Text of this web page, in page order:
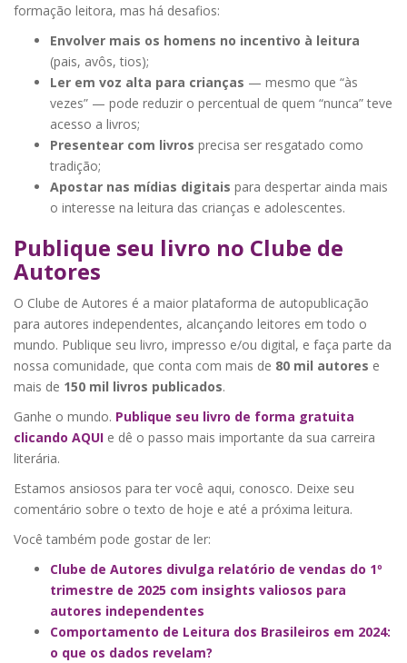
formação leitora, mas há desafios:
Envolver mais os homens no incentivo à leitura
(pais, avôs, tios);
Ler em voz alta para crianças — mesmo que “às
vezes” — pode reduzir o percentual de quem “nunca” teve
acesso a livros;
Presentear com livros precisa ser resgatado como
tradição;
Apostar nas mídias digitais para despertar ainda mais
o interesse na leitura das crianças e adolescentes.
Publique seu livro no Clube de
Autores
O Clube de Autores é a maior plataforma de autopublicação
para autores independentes, alcançando leitores em todo o
mundo. Publique seu livro, impresso e/ou digital, e faça parte da
nossa comunidade, que conta com mais de 80 mil autores e
mais de 150 mil livros publicados.
Ganhe o mundo. Publique seu livro de forma gratuita
clicando AQUI e dê o passo mais importante da sua carreira
literária.
Estamos ansiosos para ter você aqui, conosco. Deixe seu
comentário sobre o texto de hoje e até a próxima leitura.
Você também pode gostar de ler:
Clube de Autores divulga relatório de vendas do 1º
trimestre de 2025 com insights valiosos para
autores independentes
Comportamento de Leitura dos Brasileiros em 2024:
o que os dados revelam?